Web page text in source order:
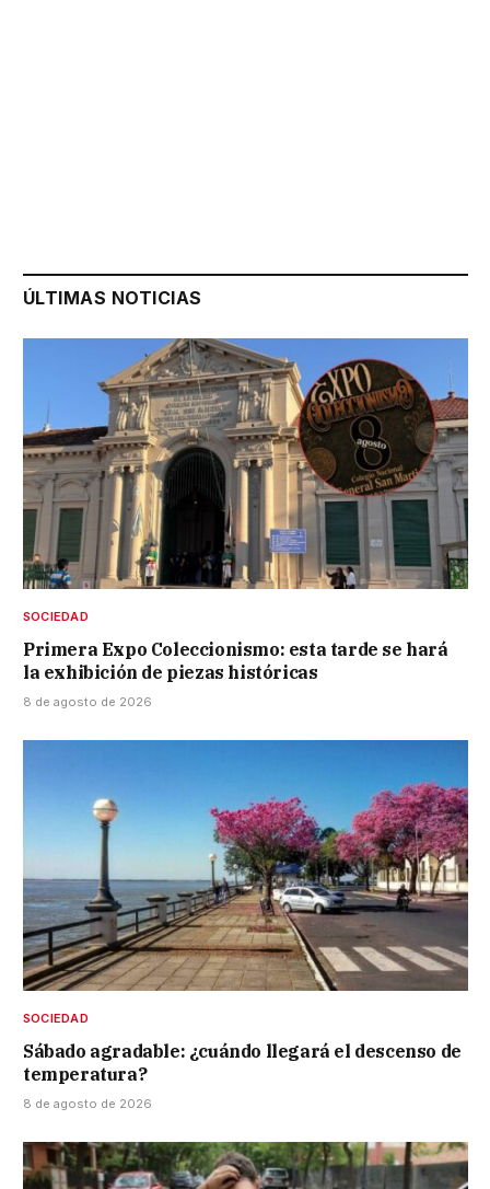
ÚLTIMAS NOTICIAS
SOCIEDAD
Primera Expo Coleccionismo: esta tarde se hará
la exhibición de piezas históricas
8 de agosto de 2026
SOCIEDAD
Sábado agradable: ¿cuándo llegará el descenso de
temperatura?
8 de agosto de 2026